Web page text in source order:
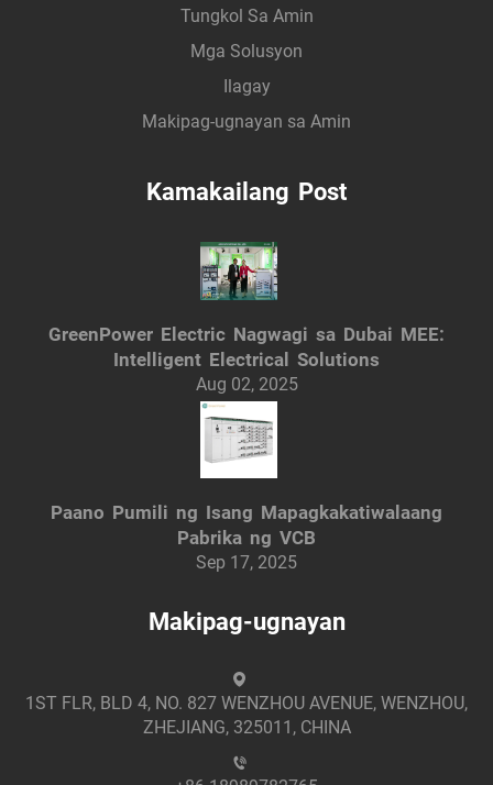
Tungkol Sa Amin
Mga Solusyon
Ilagay
Makipag-ugnayan sa Amin
Kamakailang Post
GreenPower Electric Nagwagi sa Dubai MEE:
Intelligent Electrical Solutions
Aug 02, 2025
Paano Pumili ng Isang Mapagkakatiwalaang
Pabrika ng VCB
Sep 17, 2025
Makipag-ugnayan
1ST FLR, BLD 4, NO. 827 WENZHOU AVENUE, WENZHOU,
ZHEJIANG, 325011, CHINA